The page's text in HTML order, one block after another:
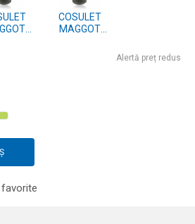
COSULET
MAGGOT
Alertă preț redus